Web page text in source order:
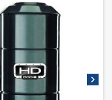
chevron_right